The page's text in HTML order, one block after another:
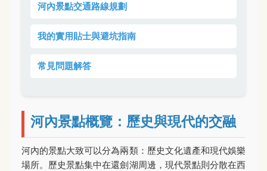
河內景點交通路線規劃
我的實用貼士與避坑指南
常見問題解答
河內景點概覽：歷史與現代的交融
河內的景點大致可以分為兩類：歷史文化遺產和現代娛樂
場所。歷史景點集中在還劍湖周邊，現代景點則分散在西